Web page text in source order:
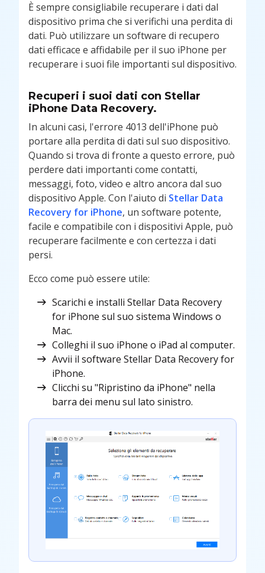
È sempre consigliabile recuperare i dati dal
dispositivo prima che si verifichi una perdita di
dati. Può utilizzare un software di recupero
dati efficace e affidabile per il suo iPhone per
recuperare i suoi file importanti sul dispositivo.
Recuperi i suoi dati con Stellar
iPhone Data Recovery.
In alcuni casi, l'errore 4013 dell'iPhone può
portare alla perdita di dati sul suo dispositivo.
Quando si trova di fronte a questo errore, può
perdere dati importanti come contatti,
messaggi, foto, video e altro ancora dal suo
dispositivo Apple. Con l'aiuto di Stellar Data
Recovery for iPhone, un software potente,
facile e compatibile con i dispositivi Apple, può
recuperare facilmente e con certezza i dati
persi.
Ecco come può essere utile:
Scarichi e installi Stellar Data Recovery
for iPhone sul suo sistema Windows o
Mac.
Colleghi il suo iPhone o iPad al computer.
Avvii il software Stellar Data Recovery for
iPhone.
Clicchi su "Ripristino da iPhone" nella
barra dei menu sul lato sinistro.